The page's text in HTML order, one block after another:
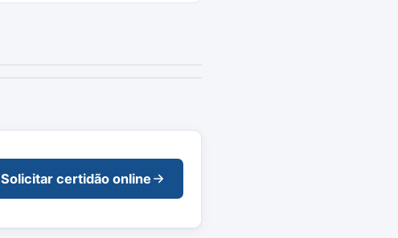
Solicitar certidão online